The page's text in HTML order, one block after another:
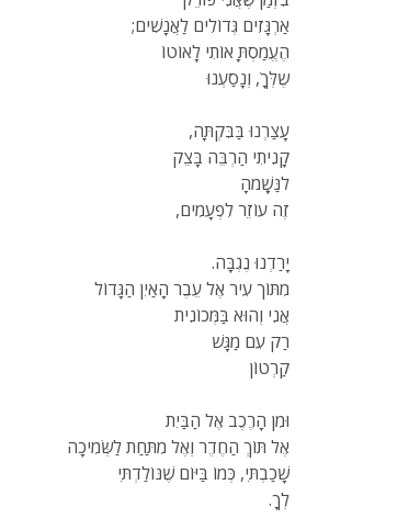
אַרְגָּזִים גְּדוֹלִים לַאֲנָשִׁים;
הֶעֱמַסְתָּ אוֹתִי לָאוֹטוֹ
שֶלְּךָׁ, וְנָסַעְנוּ
עָצַרְנוּ בַּבִּקְתָּה,
קָנִיתִי הַרְבֵּה בָּצֵק
לנַּשְָׁמהָ
זֶה עוֹזֵר לִפְעָמִים,
יָרַדְנוּ נֶגְבָּה.
מִתּוֹך עִיר אֶל עֵבֶר הָאַיִן הַגָּדוֹל
אֲנִי וְהוּא בַּמְּכוֹנִית
רַק עִם מַגָּשׁ
קַרְטוֹן
וּמִן הָרֶכֶב אֶל הַבַּיִת
אֶל תּוֹךְ הַחֶדֶר וְאֶל מִתַּחַת לַשְּׂמִיכָה
שָׁכַבְתִּי, כְּמוֹ בַּיּוֹם שֶׁנּוֹלַדְתִּי
לְךָ.